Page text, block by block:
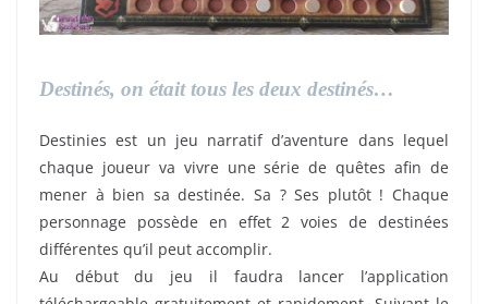
Destinés, on était tous les deux destinés…
Destinies est un jeu narratif d’aventure dans lequel
chaque joueur va vivre une série de quêtes afin de
mener à bien sa destinée. Sa ? Ses plutôt ! Chaque
personnage possède en effet 2 voies de destinées
différentes qu’il peut accomplir.
Au début du jeu il faudra lancer l’application